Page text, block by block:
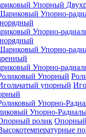
Упорный
Упорно-
Упорно-
Упорно-